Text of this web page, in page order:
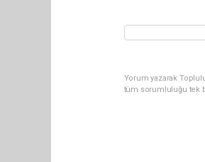
Yorum yazarak
tüm sorumluluğu tek